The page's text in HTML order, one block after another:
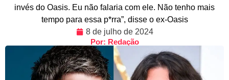
invés do Oasis. Eu não falaria com ele. Não tenho mais
tempo para essa p*rra”, disse o ex-Oasis
8 de julho de 2024
Por: Redação